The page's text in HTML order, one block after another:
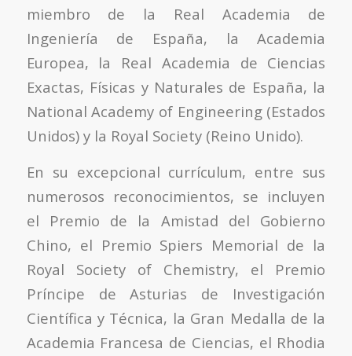
miembro de la Real Academia de
Ingeniería de España, la Academia
Europea, la Real Academia de Ciencias
Exactas, Físicas y Naturales de España, la
National Academy of Engineering (Estados
Unidos) y la Royal Society (Reino Unido).
En su excepcional currículum, entre sus
numerosos reconocimientos, se incluyen
el Premio de la Amistad del Gobierno
Chino, el Premio Spiers Memorial de la
Royal Society of Chemistry, el Premio
Príncipe de Asturias de Investigación
Científica y Técnica, la Gran Medalla de la
Academia Francesa de Ciencias, el Rhodia